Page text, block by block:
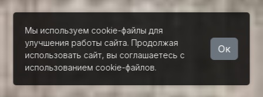
Мы используем cookie-файлы для
улучшения работы сайта. Продолжая
использовать сайт, вы соглашаетесь с
использованием cookie-файлов.
Ок